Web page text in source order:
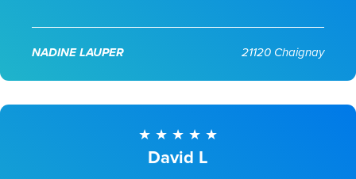
NADINE LAUPER 21120 Chaignay
David L